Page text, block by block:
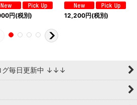
円(税別) 12,200円(税別)
グ毎日更新中 ↓↓↓